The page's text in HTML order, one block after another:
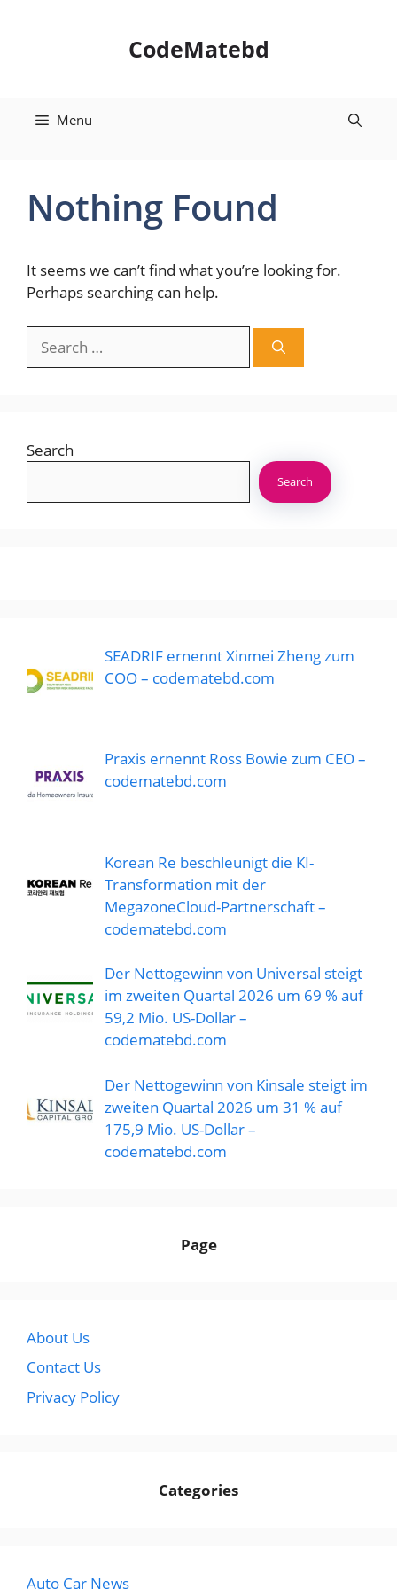
CodeMatebd
Menu
Nothing Found
It seems we can’t find what you’re looking for.
Perhaps searching can help.
for:
Search
Search
SEADRIF ernennt Xinmei Zheng zum
COO – codematebd.com
Praxis ernennt Ross Bowie zum CEO –
codematebd.com
Korean Re beschleunigt die KI-
Transformation mit der
MegazoneCloud-Partnerschaft –
codematebd.com
Der Nettogewinn von Universal steigt
im zweiten Quartal 2026 um 69 % auf
59,2 Mio. US-Dollar –
codematebd.com
Der Nettogewinn von Kinsale steigt im
zweiten Quartal 2026 um 31 % auf
175,9 Mio. US-Dollar –
codematebd.com
Page
About Us
Contact Us
Privacy Policy
Categories
Auto Car News